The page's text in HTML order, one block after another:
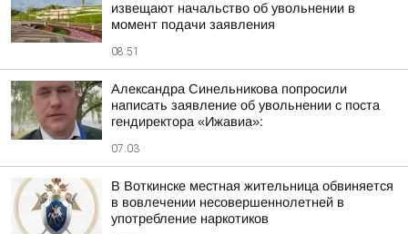
извещают начальство об увольнении в
момент подачи заявления
08:51
Александра Синельникова попросили
написать заявление об увольнении с поста
гендиректора «Ижавиа»:
07:03
В Воткинске местная жительница обвиняется
в вовлечении несовершеннолетней в
употребление наркотиков